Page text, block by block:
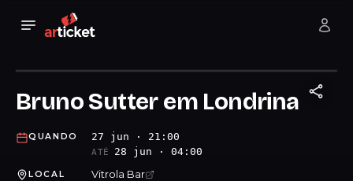
Bruno Sutter em Londrina
QUANDO 27 jun · 21:00
ATÉ 28 jun · 04:00
LOCAL Vitrola Bar